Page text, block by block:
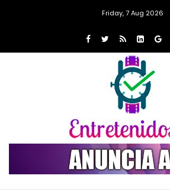
Friday, 7 Aug 2026